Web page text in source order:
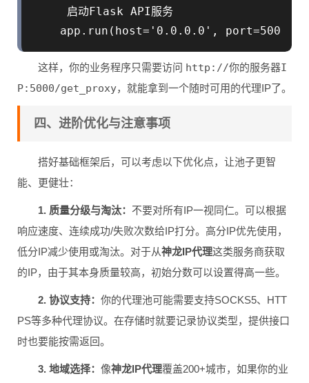
     启动Flask API服务
这样，你的业务程序只需要访问 http://你的服务器I
P:5000/get_proxy，就能拿到一个随时可用的代理IP了。
四、进阶优化与注意事项
搭好基础框架后，可以考虑以下优化点，让池子更智
能、更健壮：
1. 质量分级与淘汰： 不要对所有IP一视同仁。可以根据
响应速度、连续成功/失败次数给IP打分。高分IP优先使用，
低分IP减少使用或淘汰。对于从神龙IP代理这类服务商获取
的IP，由于其本身质量较高，初始分数可以设置得高一些。
2. 协议支持： 你的代理池可能需要支持SOCKS5、HTT
PS等多种代理协议。在存储时就要记录协议类型，提供接口
时也要能按需返回。
3. 地域选择： 像神龙IP代理覆盖200+城市，如果你的业